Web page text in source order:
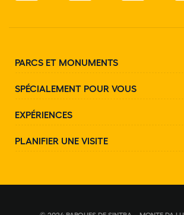
PARCS ET MONUMENTS
SPÉCIALEMENT POUR VOUS
EXPÉRIENCES
PLANIFIER UNE VISITE